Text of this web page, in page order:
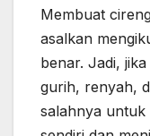
Membuat
asalkan
benar. Jadi,
gurih, renyah,
salahnya untuk